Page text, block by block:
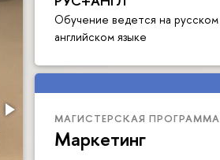
Обучение ведется на русском
английском языке
МАГИСТЕРСКАЯ ПРОГРАММА
Маркетинг